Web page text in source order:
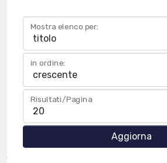
Mostra elenco per:
in ordine:
Risultati/Pagina